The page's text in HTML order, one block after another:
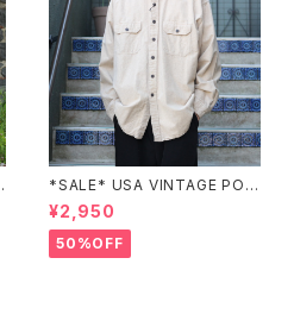
*SALE* USA VINTAGE POC
KET DESIGN SHIRT/アメリカ
古着ポケットデザインシャツ
¥2,950
50%OFF